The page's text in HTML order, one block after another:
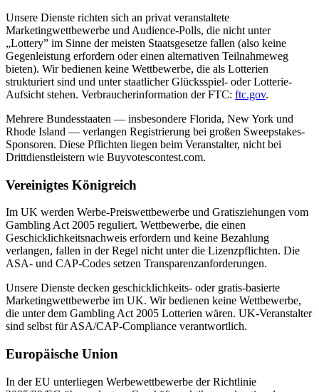
Unsere Dienste richten sich an privat veranstaltete
Marketingwettbewerbe und Audience-Polls, die nicht unter
„Lottery” im Sinne der meisten Staatsgesetze fallen (also keine
Gegenleistung erfordern oder einen alternativen Teilnahmeweg
bieten). Wir bedienen keine Wettbewerbe, die als Lotterien
strukturiert sind und unter staatlicher Glücksspiel- oder Lotterie-
Aufsicht stehen. Verbraucherinformation der FTC: ftc.gov.
Mehrere Bundesstaaten — insbesondere Florida, New York und
Rhode Island — verlangen Registrierung bei großen Sweepstakes-
Sponsoren. Diese Pflichten liegen beim Veranstalter, nicht bei
Drittdienstleistern wie Buyvotescontest.com.
Vereinigtes Königreich
Im UK werden Werbe-Preiswettbewerbe und Gratisziehungen vom
Gambling Act 2005 reguliert. Wettbewerbe, die einen
Geschicklichkeitsnachweis erfordern und keine Bezahlung
verlangen, fallen in der Regel nicht unter die Lizenzpflichten. Die
ASA- und CAP-Codes setzen Transparenzanforderungen.
Unsere Dienste decken geschicklichkeits- oder gratis-basierte
Marketingwettbewerbe im UK. Wir bedienen keine Wettbewerbe,
die unter dem Gambling Act 2005 Lotterien wären. UK-Veranstalter
sind selbst für ASA/CAP-Compliance verantwortlich.
Europäische Union
In der EU unterliegen Werbewettbewerbe der Richtlinie